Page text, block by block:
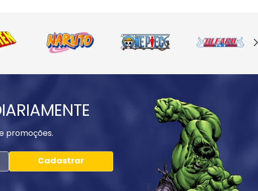
promoções.
Cadastrar